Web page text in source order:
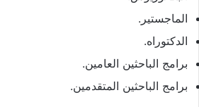
الماجستير.
الدكتوراه.
برامج الباحثين العامين.
برامج الباحثين المتقدمين.